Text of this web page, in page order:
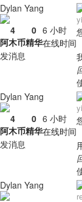
Dylan Yang
4
阿木币
0
精华
6 小时
在线时间
发消息
Dylan Yang
4
阿木币
0
精华
6 小时
在线时间
发消息
Dylan Yang